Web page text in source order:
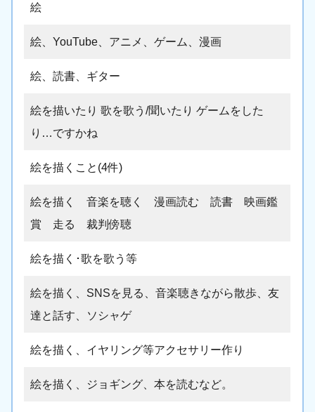
絵
絵、YouTube、アニメ、ゲーム、漫画
絵、読書、ギター
絵を描いたり 歌を歌う/聞いたり ゲームをした
り…ですかね
絵を描くこと(4件)
絵を描く 音楽を聴く 漫画読む 読書 映画鑑
賞 走る 裁判傍聴
絵を描く･歌を歌う等
絵を描く、SNSを見る、音楽聴きながら散歩、友
達と話す、ソシャゲ
絵を描く、イヤリング等アクセサリー作り
絵を描く、ジョギング、本を読むなど。